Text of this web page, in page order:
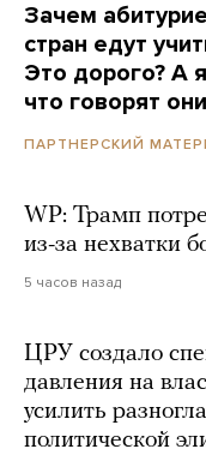
Зачем
стран едут
Это дорого? А
что говорят
ПАРТНЕРСКИЙ
WP: Трамп
из-за нехватки
5 часов назад
ЦРУ создало
давления на
усилить
политической